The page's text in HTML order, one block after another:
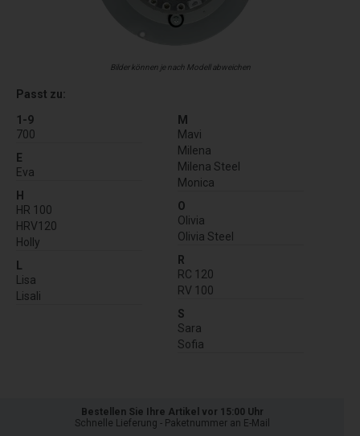
Bilder können je nach Modell abweichen
Passt zu:
1-9
700
E
Eva
H
HR 100
HRV120
Holly
L
Lisa
Lisali
M
Mavi
Milena
Milena Steel
Monica
O
Olivia
Olivia Steel
R
RC 120
RV 100
S
Sara
Sofia
Bestellen Sie Ihre Artikel vor 15:00 Uhr
Schnelle Lieferung - Paketnummer an E-Mail